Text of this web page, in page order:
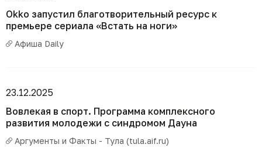
Okko запустил благотворительный ресурс к
премьере сериала «Встать на ноги»
Афиша Daily
Вовлекая в спорт. Программа комплексного
развития молодежи с синдромом Дауна
Аргументы и Факты - Тула (tula.aif.ru)
23.12.2025